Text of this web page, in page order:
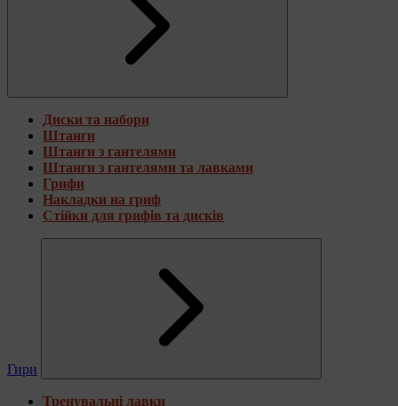
Диски та набори
Штанги
Штанги з гантелями
Штанги з гантелями та лавками
Грифи
Накладки на гриф
Стійки для грифів та дисків
Гири
Тренувальні лавки